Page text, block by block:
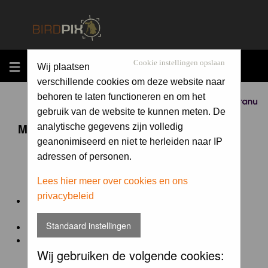
MENU
Sponsored by
Cookie instellingen opslaan
Wij plaatsen
verschillende cookies om deze website naar
behoren te laten functioneren en om het
gebruik van de website te kunnen meten. De
analytische gegevens zijn volledig
geanonimiseerd en niet te herleiden naar IP
adressen of personen.
Lees hier meer over cookies en ons
privacybeleid
Standaard instellingen
Wij gebruiken de volgende cookies:
Maandopdracht 'lentekriebels'
De maandopdracht van Birdpix is een competitie voor
en door de Birdpix fotografen community:
Het onderwerp van de opdracht wordt bepaald door de
winnaar van de laatste maandopdracht
De community nomineert de winnaar.
Geregistreerde gebruikers van Birdpix kunnen onder
deze voorwaardendeelnemen.